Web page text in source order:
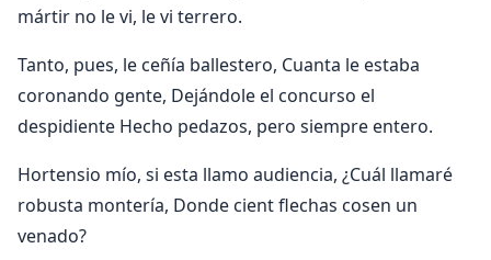
mártir no le vi, le vi terrero.
Tanto, pues, le ceñía ballestero, Cuanta le estaba
coronando gente, Dejándole el concurso el
despidiente Hecho pedazos, pero siempre entero.
Hortensio mío, si esta llamo audiencia, ¿Cuál llamaré
robusta montería, Donde cient flechas cosen un
venado?